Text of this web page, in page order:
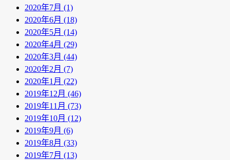
2020年7月 (1)
2020年6月 (18)
2020年5月 (14)
2020年4月 (29)
2020年3月 (44)
2020年2月 (7)
2020年1月 (22)
2019年12月 (46)
2019年11月 (73)
2019年10月 (12)
2019年9月 (6)
2019年8月 (33)
2019年7月 (13)